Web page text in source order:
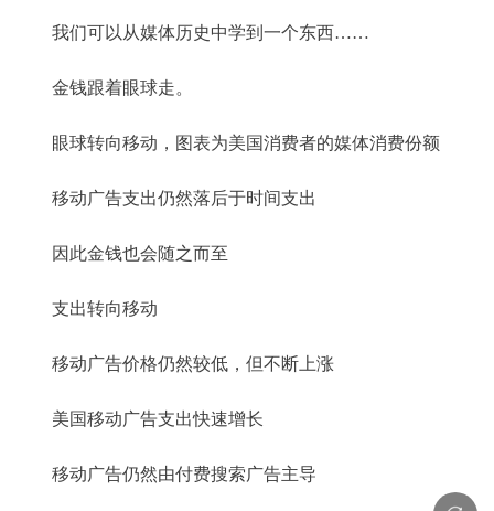
我们可以从媒体历史中学到一个东西……
金钱跟着眼球走。
眼球转向移动，图表为美国消费者的媒体消费份额
移动广告支出仍然落后于时间支出
因此金钱也会随之而至
支出转向移动
移动广告价格仍然较低，但不断上涨
美国移动广告支出快速增长
移动广告仍然由付费搜索广告主导